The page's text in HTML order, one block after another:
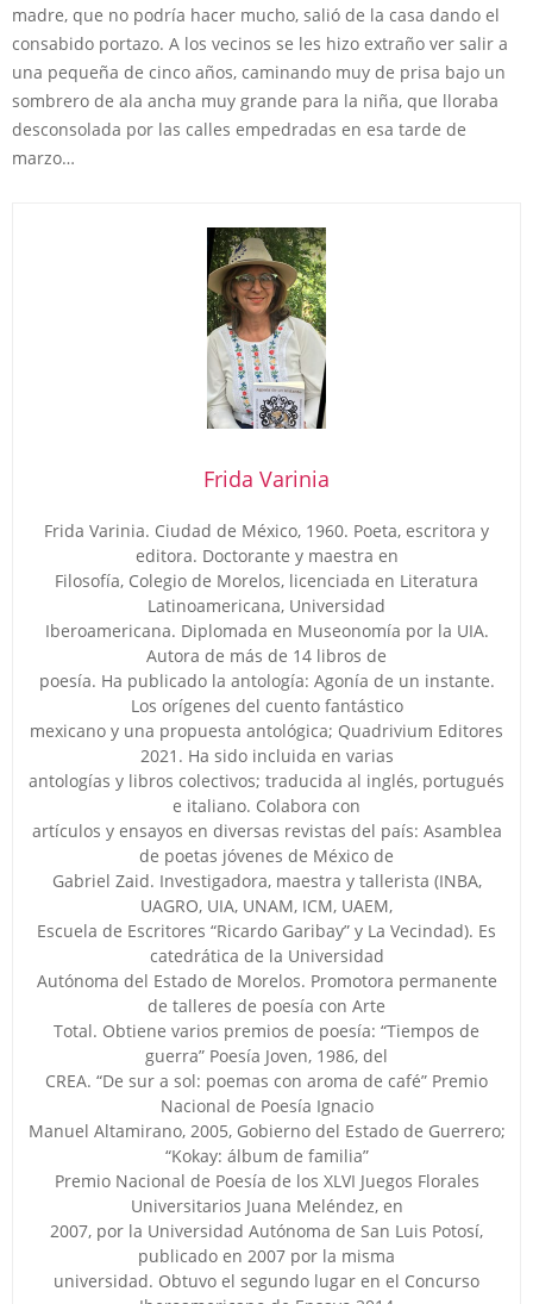
madre, que no podría hacer mucho, salió de la casa dando el
consabido portazo. A los vecinos se les hizo extraño ver salir a
una pequeña de cinco años, caminando muy de prisa bajo un
sombrero de ala ancha muy grande para la niña, que lloraba
desconsolada por las calles empedradas en esa tarde de
marzo…
Frida Varinia
Frida Varinia. Ciudad de México, 1960. Poeta, escritora y
editora. Doctorante y maestra en
Filosofía, Colegio de Morelos, licenciada en Literatura
Latinoamericana, Universidad
Iberoamericana. Diplomada en Museonomía por la UIA.
Autora de más de 14 libros de
poesía. Ha publicado la antología: Agonía de un instante.
Los orígenes del cuento fantástico
mexicano y una propuesta antológica; Quadrivium Editores
2021. Ha sido incluida en varias
antologías y libros colectivos; traducida al inglés, portugués
e italiano. Colabora con
artículos y ensayos en diversas revistas del país: Asamblea
de poetas jóvenes de México de
Gabriel Zaid. Investigadora, maestra y tallerista (INBA,
UAGRO, UIA, UNAM, ICM, UAEM,
Escuela de Escritores “Ricardo Garibay” y La Vecindad). Es
catedrática de la Universidad
Autónoma del Estado de Morelos. Promotora permanente
de talleres de poesía con Arte
Total. Obtiene varios premios de poesía: “Tiempos de
guerra” Poesía Joven, 1986, del
CREA. “De sur a sol: poemas con aroma de café” Premio
Nacional de Poesía Ignacio
Manuel Altamirano, 2005, Gobierno del Estado de Guerrero;
“Kokay: álbum de familia”
Premio Nacional de Poesía de los XLVI Juegos Florales
Universitarios Juana Meléndez, en
2007, por la Universidad Autónoma de San Luis Potosí,
publicado en 2007 por la misma
universidad. Obtuvo el segundo lugar en el Concurso